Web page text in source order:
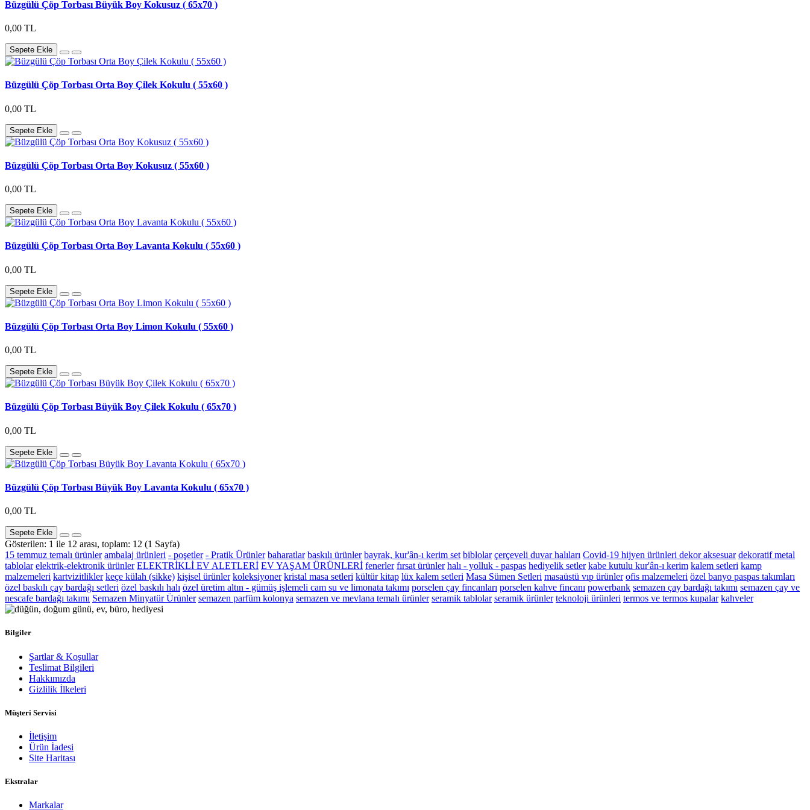
Büzgülü Çöp Torbası Büyük Boy Kokusuz ( 65x70 )
0,00 TL
Sepete Ekle
Büzgülü Çöp Torbası Orta Boy Çilek Kokulu ( 55x60 )
0,00 TL
Sepete Ekle
Büzgülü Çöp Torbası Orta Boy Kokusuz ( 55x60 )
0,00 TL
Sepete Ekle
Büzgülü Çöp Torbası Orta Boy Lavanta Kokulu ( 55x60 )
0,00 TL
Sepete Ekle
Büzgülü Çöp Torbası Orta Boy Limon Kokulu ( 55x60 )
0,00 TL
Sepete Ekle
Büzgülü Çöp Torbası Büyük Boy Çilek Kokulu ( 65x70 )
0,00 TL
Sepete Ekle
Büzgülü Çöp Torbası Büyük Boy Lavanta Kokulu ( 65x70 )
0,00 TL
Sepete Ekle
Gösterilen: 1 ile 12 arası, toplam: 12 (1 Sayfa)
15 temmuz temalı ürünler ambalaj ürünleri - poşetler - Pratik Ürünler baharatlar baskılı ürünler bayrak, kur'ân-ı kerim set biblolar çerçeveli duvar halıları Covid-19 hijyen ürünleri dekor aksesuar dekoratif metal
tablolar elektrik-elektronik ürünler ELEKTRİKLİ EV ALETLERİ EV YAŞAM ÜRÜNLERİ fenerler fırsat ürünler halı - yolluk - paspas hediyelik setler kabe kutulu kur'ân-ı kerim kalem setleri kamp
malzemeleri kartvizitlikler keçe külah (sikke) kişisel ürünler koleksiyoner kristal masa setleri kültür kitap lüx kalem setleri Masa Sümen Setleri masaüstü vıp ürünler ofis malzemeleri özel banyo paspas takımları
özel baskılı çay bardağı setleri özel baskılı halı özel üretim altın - gümüş işlemeli cam su ve limonata takımı porselen çay fincanları porselen kahve fincanı powerbank semazen çay bardağı takımı semazen çay ve
nescafe bardağı takımı Semazen Minyatür Ürünler semazen parfüm kolonya semazen ve mevlana temalı ürünler seramik tablolar seramik ürünler teknoloji ürünleri termos ve termos kupalar kahveler
Bilgiler
Şartlar & Koşullar
Teslimat Bilgileri
Hakkımızda
Gizlilik İlkeleri
Müşteri Servisi
İletişim
Ürün İadesi
Site Haritası
Ekstralar
Markalar